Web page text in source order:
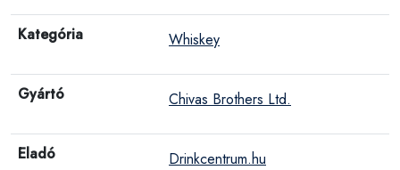
Kategória Whiskey
Gyártó Chivas Brothers Ltd.
Eladó Drinkcentrum.hu